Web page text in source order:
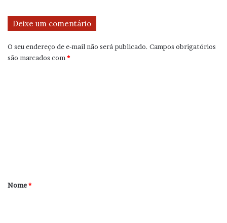
Deixe um comentário
O seu endereço de e-mail não será publicado. Campos obrigatórios
são marcados com*
r
Nome*